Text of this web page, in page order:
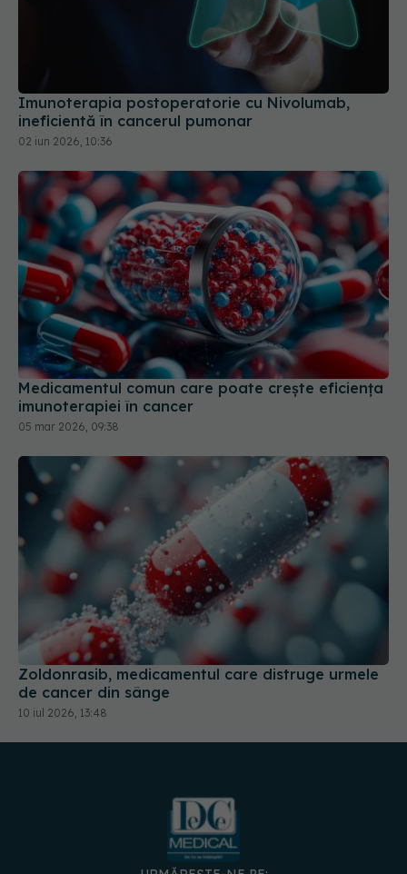
Imunoterapia postoperatorie cu Nivolumab,
02 iun 2026, 10:36
Medicamentul comun care poate crește eficiența
imunoterapiei în cancer
05 mar 2026, 09:38
Zoldonrasib, medicamentul care distruge urmele
de cancer din sânge
10 iul 2026, 13:48
URMĂREȘTE-NE PE: